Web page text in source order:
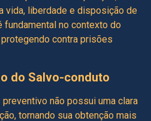
vida, liberdade e disposição de
fundamental no contexto do
contra prisões
do Salvo-conduto
não possui uma clara
tornando sua obtenção mais